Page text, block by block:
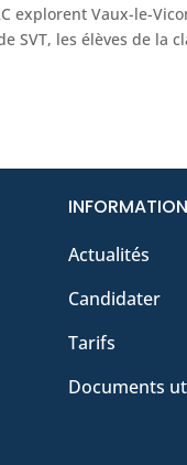
explorent Vaux-le-
SVT, les élèves de la
Actualités
Candidater
Tarifs
Documents